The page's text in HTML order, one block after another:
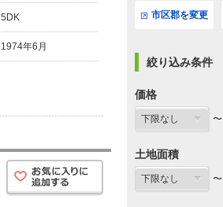
5DK
1974年6月
市区郡を変更
絞り込み条件
価格
〜
土地面積
〜